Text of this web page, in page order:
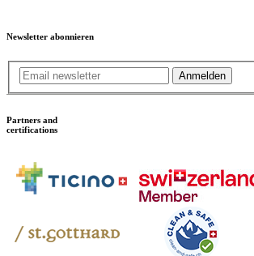
Newsletter abonnieren
Anmelden
Partners and
certifications